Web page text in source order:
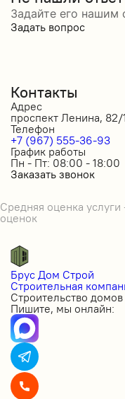
Задайте его нашим
Задать вопрос
Контакты
Адрес
проспект Ленина, 82/1
Телефон
+7 (967) 555-36-93
График работы
Пн - Пт: 08:00 - 18:00
Заказать звонок
Средняя оценка
оценок
Брус Дом Строй
Строительная
Строительство
Пишите, мы онлайн: